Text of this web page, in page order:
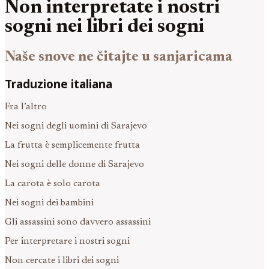
Non interpretate i nostri
sogni nei libri dei sogni
Naše snove ne čitajte u sanjaricama
Traduzione italiana
Fra l’altro
Nei sogni degli uomini di Sarajevo
La frutta è semplicemente frutta
Nei sogni delle donne di Sarajevo
La carota è solo carota
Nei sogni dei bambini
Gli assassini sono davvero assassini
Per interpretare i nostri sogni
Non cercate i libri dei sogni